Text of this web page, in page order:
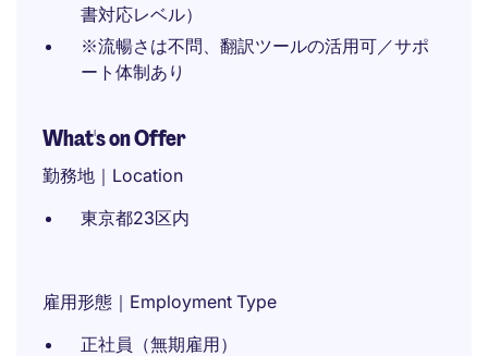
書対応レベル）
※流暢さは不問、翻訳ツールの活用可／サポ
ート体制あり
What's on Offer
勤務地｜Location
東京都23区内
雇用形態｜Employment Type
正社員（無期雇用）